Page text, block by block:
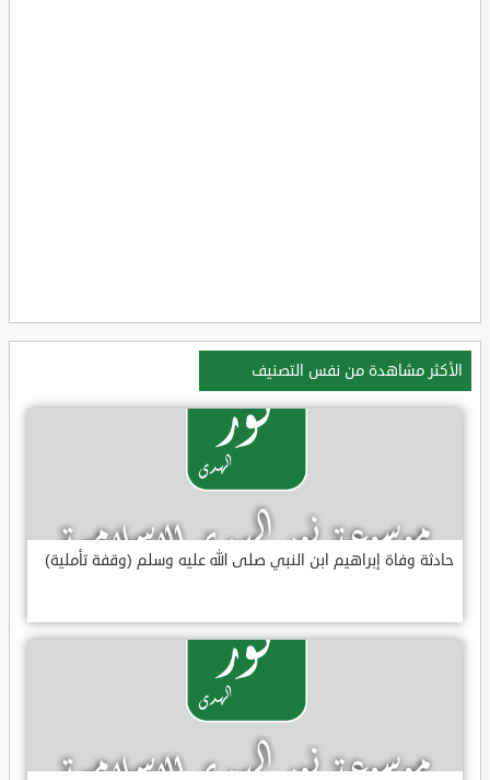
الأكثر مشاهدة من نفس التصنيف
حادثة وفاة إبراهيم ابن النبي صلى الله عليه وسلم (وقفة تأملية)